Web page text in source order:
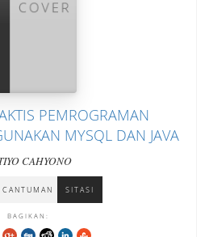
PEMROGRAMAN
MYSQL DAN JAVA
CAHYONO
SITASI
BAGIKAN: